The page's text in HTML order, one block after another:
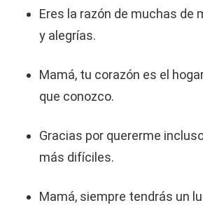
Eres la razón de muchas de
y alegrías.
Mamá, tu corazón es el
que conozco.
Gracias por quererme
más difíciles.
Mamá, siempre tendrás un